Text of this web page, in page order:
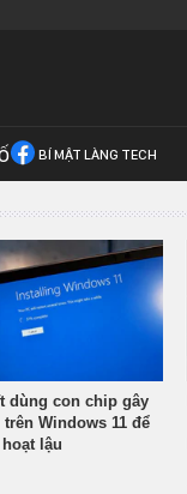
BÍ MẬT LÀNG TECH
dùng con chip gây
Windows 11 để
lậu